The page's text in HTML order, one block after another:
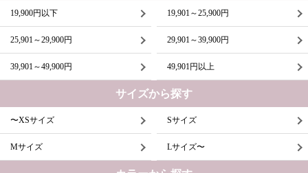
19,900円以下 19,901～25,900円
25,901～29,900円 29,901～39,900円
39,901～49,900円 49,901円以上
サイズから探す
〜XSサイズ Sサイズ
Mサイズ Lサイズ〜